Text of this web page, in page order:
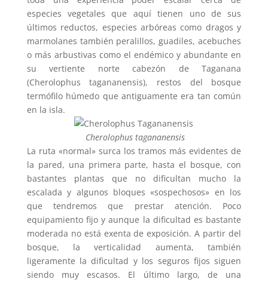
especies vegetales que aquí tienen uno de sus
últimos reductos, especies arbóreas como dragos y
marmolanes también peralillos, guadiles, acebuches
o más arbustivas como el endémico y abundante en
su vertiente norte cabezón de Taganana
(Cherolophus tagananensis), restos del bosque
termófilo húmedo que antiguamente era tan común
en la isla.
Cherolophus tagananensis
La ruta «normal» surca los tramos más evidentes de
la pared, una primera parte, hasta el bosque, con
bastantes plantas que no dificultan mucho la
escalada y algunos bloques «sospechosos» en los
que tendremos que prestar atención. Poco
equipamiento fijo y aunque la dificultad es bastante
moderada no está exenta de exposición. A partir del
bosque, la verticalidad aumenta, también
ligeramente la dificultad y los seguros fijos siguen
siendo muy escasos. El último largo, de una